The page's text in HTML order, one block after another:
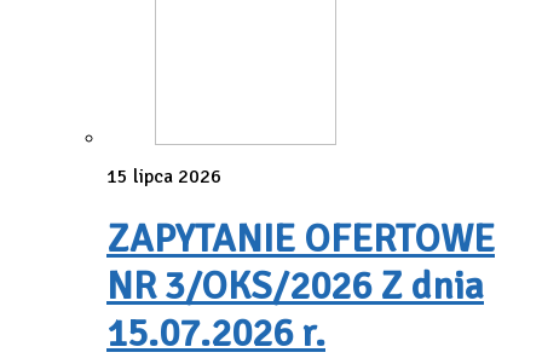
15 lipca 2026
ZAPYTANIE OFERTOWE
NR 3/OKS/2026 Z dnia
15.07.2026 r.